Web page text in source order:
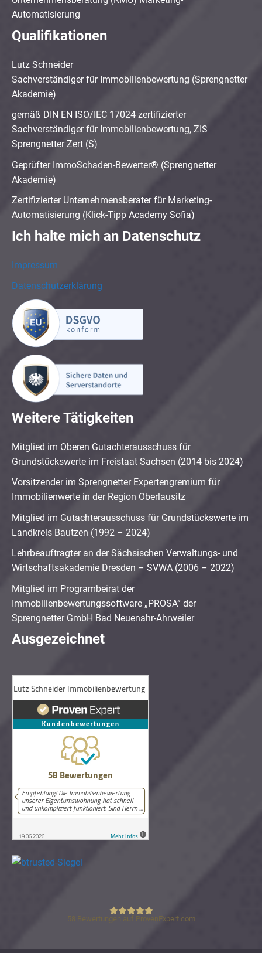
Automatisierung
Qualifikationen
Lutz Schneider
Sachverständiger für Immobilienbewertung (Sprengnetter
Akademie)
gemäß DIN EN ISO/IEC 17024 zertifizierter
Sachverständiger für Immobilienbewertung, ZIS
Sprengnetter Zert (S)
Geprüfter ImmoSchaden-Bewerter® (Sprengnetter
Akademie)
Zertifizierter Unternehmensberater für Marketing-
Automatisierung (Klick-Tipp Academy Sofia)
Ich halte mich an Datenschutz
Impressum
Datenschutzerklärung
Weitere Tätigkeiten
Mitglied im Oberen Gutachterausschuss für
Grundstückswerte im Freistaat Sachsen (2014 bis 2024)
Vorsitzender im Sprengnetter Expertengremium für
Immobilienwerte in der Region Oberlausitz
Mitglied im Gutachterausschuss für Grundstückswerte im
Landkreis Bautzen (1992 – 2024)
Lehrbeauftragter an der Sächsischen Verwaltungs- und
Wirtschaftsakademie Dresden – SVWA (2006 – 2022)
Mitglied im Programbeirat der
Immobilienbewertungssoftware „PROSA“ der
Sprengnetter GmbH Bad Neuenahr-Ahrweiler
Ausgezeichnet
Lutz Schneider Immobilienbewertung
58 Bewertungen auf ProvenExpert.com